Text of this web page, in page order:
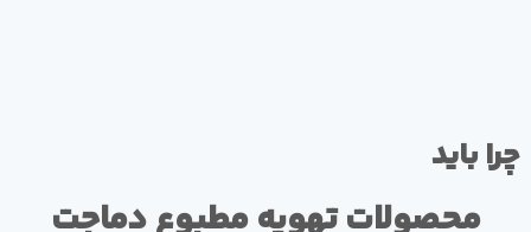
چرا باید
محصولات تهویه مطبوع دماجت